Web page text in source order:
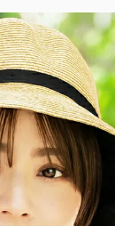
ロサブ
トなサ